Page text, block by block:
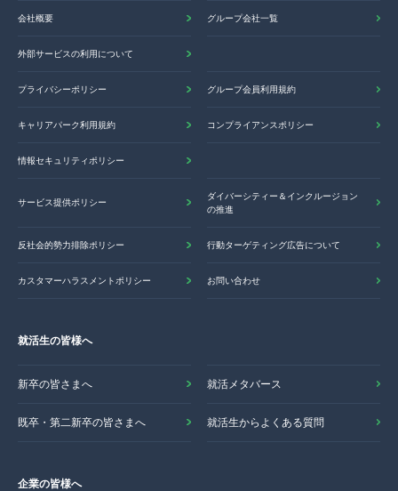
会社概要 グループ会社一覧
外部サービスの利用について
プライバシーポリシー グループ会員利用規約
キャリアパーク利用規約 コンプライアンスポリシー
情報セキュリティポリシー
サービス提供ポリシー
ダイバーシティー＆インクルージョン
の推進
反社会的勢力排除ポリシー 行動ターゲティング広告について
カスタマーハラスメントポリシー お問い合わせ
就活生の皆様へ
新卒の皆さまへ 就活メタバース
既卒・第二新卒の皆さまへ 就活生からよくある質問
企業の皆様へ